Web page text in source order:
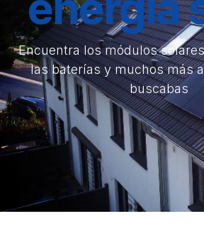
Encuentra los módulos
las baterías y muchos más
buscabas